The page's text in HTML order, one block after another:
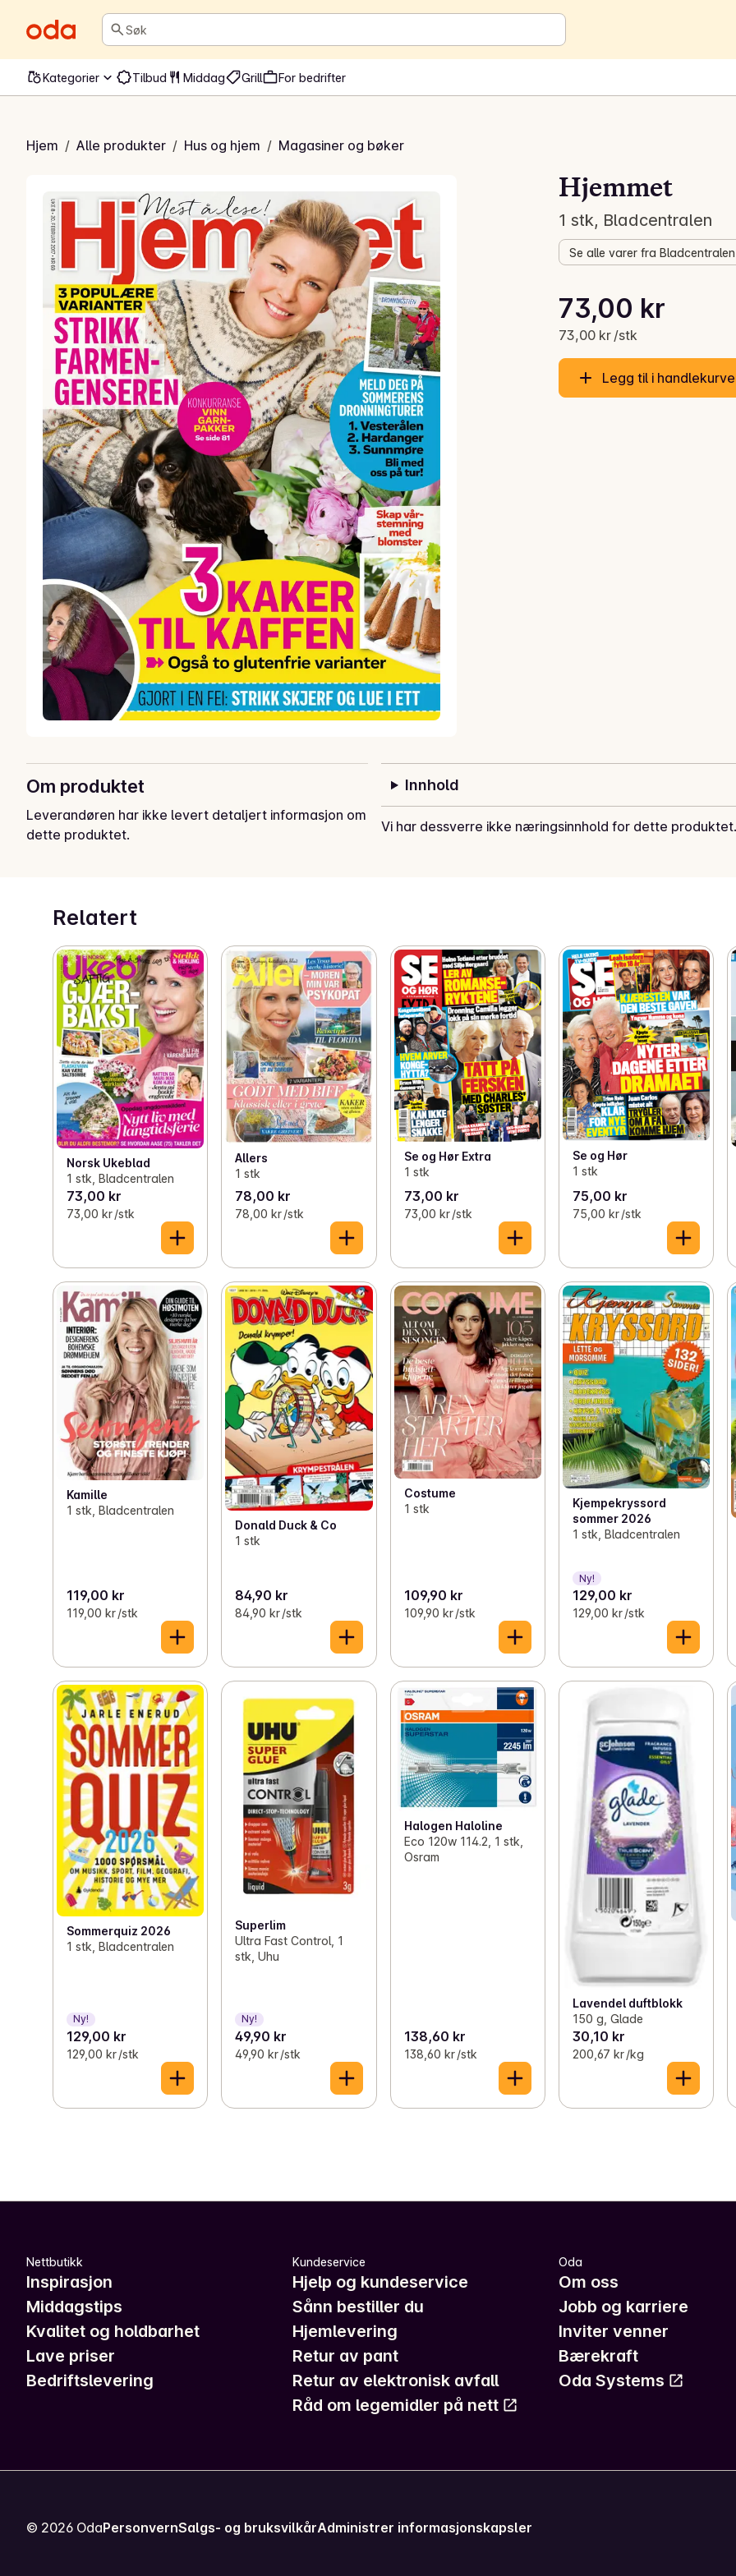
Søk
Kategorier Tilbud Middag Grill For bedrifter
Hjem / Alle produkter / Hus og hjem / Magasiner og bøker
Hjemmet
1 stk, Bladcentralen
Se alle varer fra Bladcentralen
Gjeldende pris er: 73,00 kr
73,00 kr
73,00 kr /stk
Stykkpris: 73,00 kr /stk
Legg til i
Om produktet
Leverandøren har ikke levert detaljert informasjon om
dette produktet.
Innhold
Vi har dessverre ikke næringsinnhold for dette produktet.
Relatert
Norsk Ukeblad
1 stk, Bladcentralen
73,00 kr
73,00 kr /stk
Allers
1 stk
78,00 kr
78,00 kr /stk
Se og Hør Extra
1 stk
73,00 kr
73,00 kr /stk
Se og Hør
1 stk
75,00 kr
75,00 kr /stk
Kamille
1 stk, Bladcentralen
119,00 kr
119,00 kr /stk
Donald Duck & Co
1 stk
84,90 kr
84,90 kr /stk
Costume
1 stk
109,90 kr
109,90 kr /stk
Kjempekryssord
sommer 2026
1 stk, Bladcentralen
Ny!
129,00 kr
129,00 kr /stk
Sommerquiz 2026
1 stk, Bladcentralen
Ny!
129,00 kr
129,00 kr /stk
Superlim
Ultra Fast Control, 1
stk, Uhu
Ny!
49,90 kr
49,90 kr /stk
Halogen Haloline
Eco 120w 114.2, 1 stk,
Osram
138,60 kr
138,60 kr /stk
Lavendel duftblokk
150 g, Glade
30,10 kr
200,67 kr /kg
Nettbutikk
Inspirasjon
Middagstips
Kvalitet og holdbarhet
Lave priser
Bedriftslevering
Kundeservice
Hjelp og kundeservice
Sånn bestiller du
Hjemlevering
Retur av pant
Retur av elektronisk avfall
Råd om legemidler på nett
Oda
Om oss
Jobb og karriere
Inviter venner
Bærekraft
Oda Systems
© 2026 OdaPersonvernSalgs- og bruksvilkårAdministrer informasjonskapsler